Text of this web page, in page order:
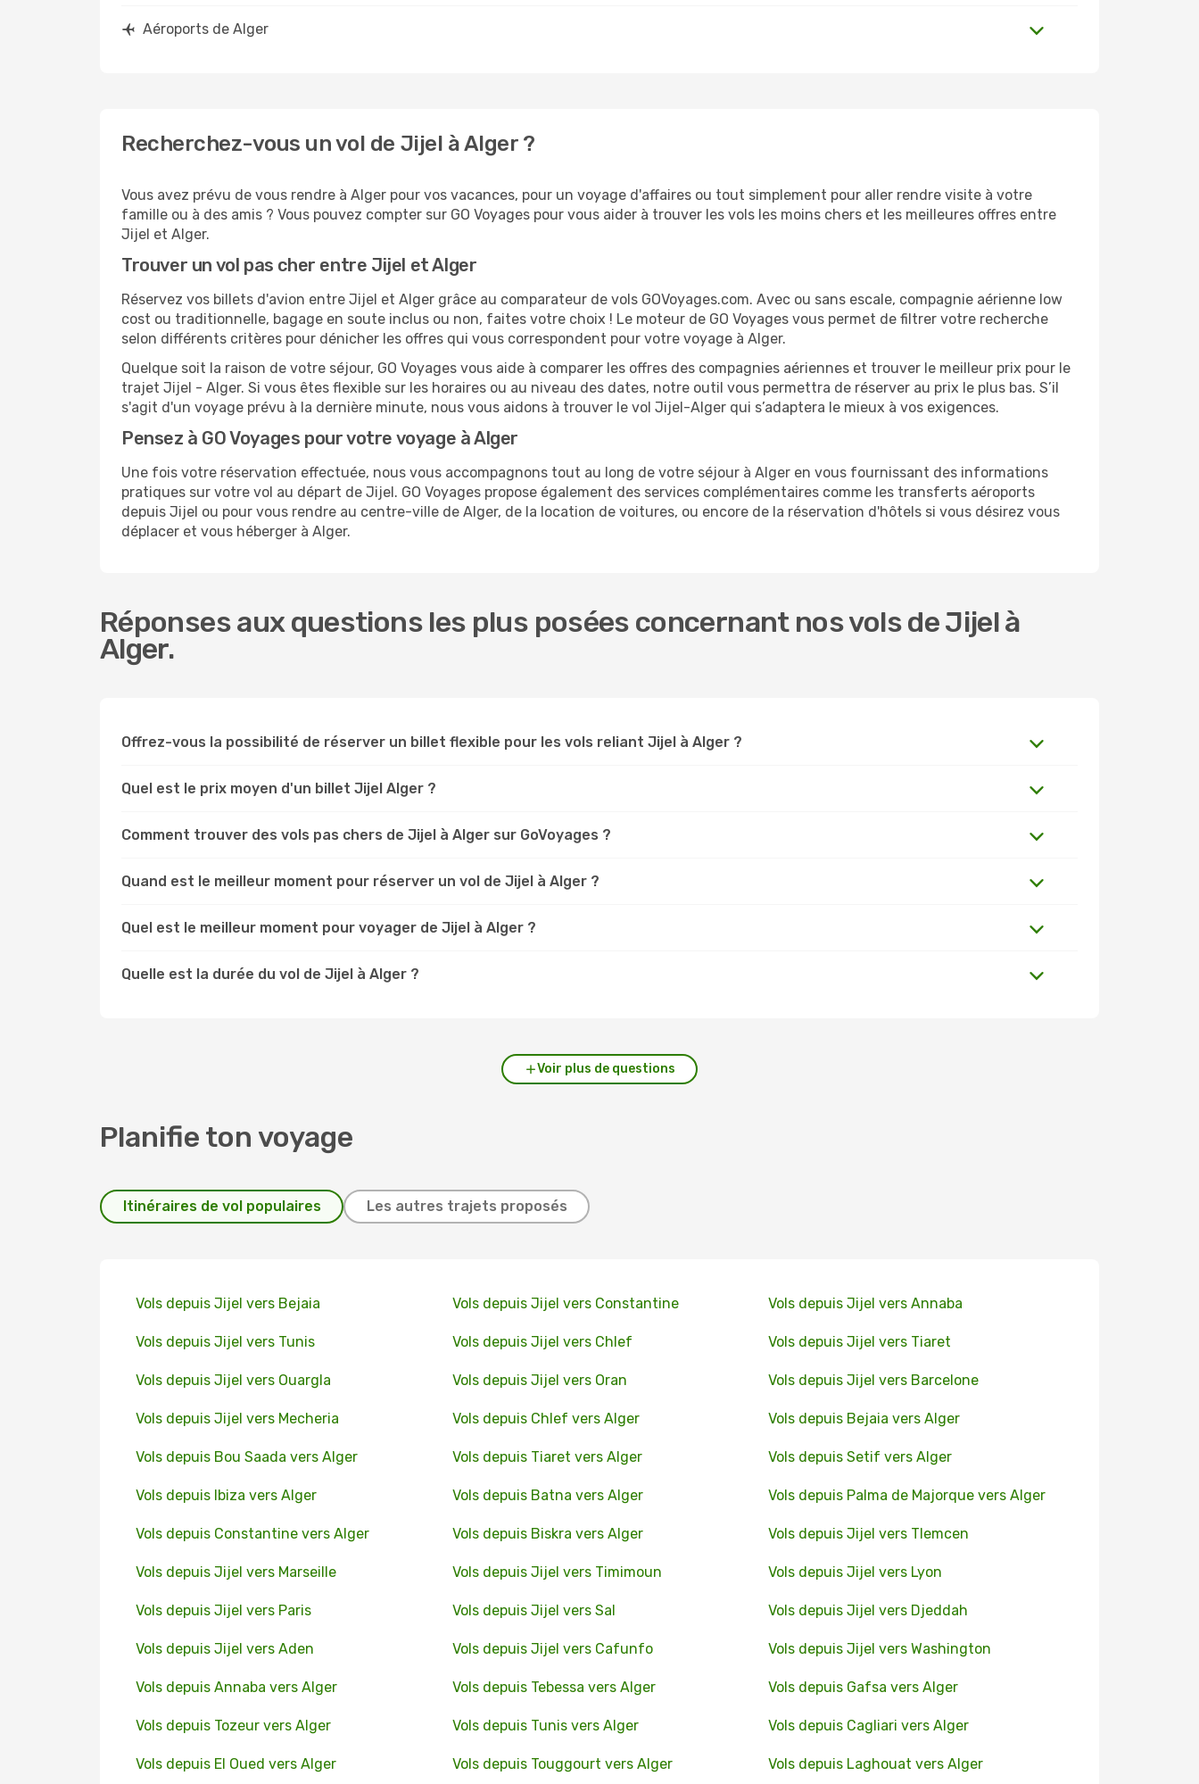
Aéroports de Alger
Recherchez-vous un vol de Jijel à Alger ?
Vous avez prévu de vous rendre à Alger pour vos vacances, pour un voyage d'affaires ou tout simplement pour aller rendre visite à votre
famille ou à des amis ? Vous pouvez compter sur GO Voyages pour vous aider à trouver les vols les moins chers et les meilleures offres entre
Jijel et Alger.
Trouver un vol pas cher entre Jijel et Alger
Réservez vos billets d'avion entre Jijel et Alger grâce au comparateur de vols GOVoyages.com. Avec ou sans escale, compagnie aérienne low
cost ou traditionnelle, bagage en soute inclus ou non, faites votre choix ! Le moteur de GO Voyages vous permet de filtrer votre recherche
selon différents critères pour dénicher les offres qui vous correspondent pour votre voyage à Alger.
Quelque soit la raison de votre séjour, GO Voyages vous aide à comparer les offres des compagnies aériennes et trouver le meilleur prix pour le
trajet Jijel - Alger. Si vous êtes flexible sur les horaires ou au niveau des dates, notre outil vous permettra de réserver au prix le plus bas. S’il
s'agit d'un voyage prévu à la dernière minute, nous vous aidons à trouver le vol Jijel-Alger qui s’adaptera le mieux à vos exigences.
Pensez à GO Voyages pour votre voyage à Alger
Une fois votre réservation effectuée, nous vous accompagnons tout au long de votre séjour à Alger en vous fournissant des informations
pratiques sur votre vol au départ de Jijel. GO Voyages propose également des services complémentaires comme les transferts aéroports
depuis Jijel ou pour vous rendre au centre-ville de Alger, de la location de voitures, ou encore de la réservation d'hôtels si vous désirez vous
déplacer et vous héberger à Alger.
Réponses aux questions les plus posées concernant nos vols de Jijel à
Alger.
Offrez-vous la possibilité de réserver un billet flexible pour les vols reliant Jijel à Alger ?
Quel est le prix moyen d'un billet Jijel Alger ?
Comment trouver des vols pas chers de Jijel à Alger sur GoVoyages ?
Quand est le meilleur moment pour réserver un vol de Jijel à Alger ?
Quel est le meilleur moment pour voyager de Jijel à Alger ?
Quelle est la durée du vol de Jijel à Alger ?
Voir plus de questions
Planifie ton voyage
Itinéraires de vol populaires Les autres trajets proposés
Vols depuis Jijel vers Bejaia Vols depuis Jijel vers Constantine Vols depuis Jijel vers Annaba
Vols depuis Jijel vers Tunis Vols depuis Jijel vers Chlef Vols depuis Jijel vers Tiaret
Vols depuis Jijel vers Ouargla Vols depuis Jijel vers Oran Vols depuis Jijel vers Barcelone
Vols depuis Jijel vers Mecheria Vols depuis Chlef vers Alger Vols depuis Bejaia vers Alger
Vols depuis Bou Saada vers Alger Vols depuis Tiaret vers Alger Vols depuis Setif vers Alger
Vols depuis Ibiza vers Alger Vols depuis Batna vers Alger Vols depuis Palma de Majorque vers Alger
Vols depuis Constantine vers Alger Vols depuis Biskra vers Alger Vols depuis Jijel vers Tlemcen
Vols depuis Jijel vers Marseille Vols depuis Jijel vers Timimoun Vols depuis Jijel vers Lyon
Vols depuis Jijel vers Paris Vols depuis Jijel vers Sal Vols depuis Jijel vers Djeddah
Vols depuis Jijel vers Aden Vols depuis Jijel vers Cafunfo Vols depuis Jijel vers Washington
Vols depuis Annaba vers Alger Vols depuis Tebessa vers Alger Vols depuis Gafsa vers Alger
Vols depuis Tozeur vers Alger Vols depuis Tunis vers Alger Vols depuis Cagliari vers Alger
Vols depuis El Oued vers Alger Vols depuis Touggourt vers Alger Vols depuis Laghouat vers Alger